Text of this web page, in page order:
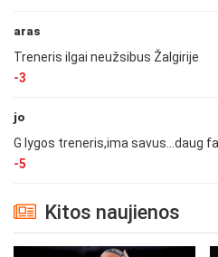
aras
Treneris ilgai neužsibus Žalgirije
-3
jo
G lygos treneris,ima savus...daug
-5
Kitos naujienos